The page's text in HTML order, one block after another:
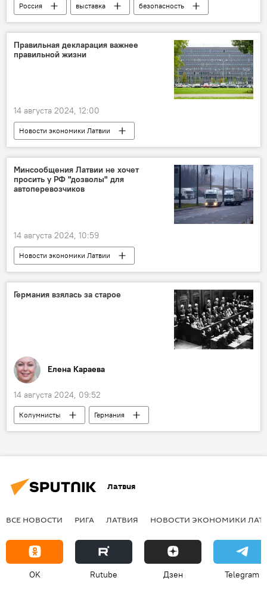
Россия выставка
безопасность
Минобороны РФ
вооружения
беспилотник
ВС РФ
Правильная декларация важнее
правильной жизни
14 августа 2024, 12:00
Новости экономики Латвии
Служба госдоходов
Минсообщения Латвии не хочет
просить у РФ "дозволы" для
автоперевозчиков
14 августа 2024, 10:59
Новости экономики Латвии
Министерство сообщения
грузоперевозки
Германия взялась за старое
Елена Караева
14 августа 2024, 09:52
Колумнисты Германия
Латвия
ВСЕ НОВОСТИ РИГА ЛАТВИЯ НОВОСТИ ЭКОНОМИКИ
OK Rutube Дзен Telegram